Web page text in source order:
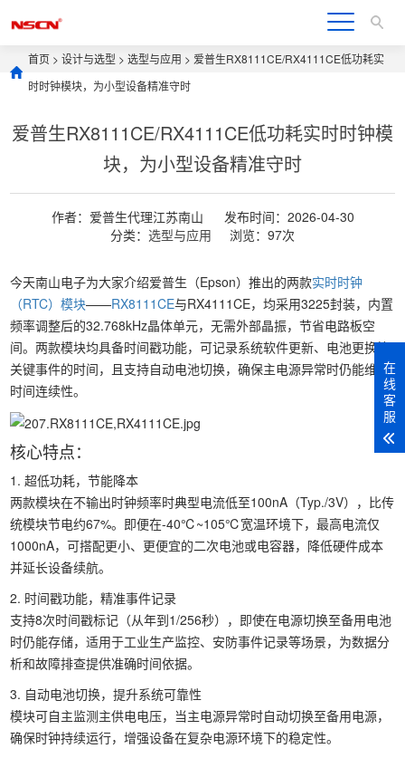
首页 >设计与选型 >选型与应用 > 爱普生RX8111CE/RX4111CE低功耗实
时时钟模块，为小型设备精准守时
爱普生RX8111CE/RX4111CE低功耗实时时钟模
块，为小型设备精准守时
作者：爱普生代理江苏南山
发布时间：2026-04-30
分类： 选型与应用 浏览：97次
今天南山电子为大家介绍爱普生（Epson）推出的两款实时时钟
（RTC）模块——RX8111CE与RX4111CE，均采用3225封装，内置
频率调整后的32.768kHz晶体单元，无需外部晶振，节省电路板空
间。两款模块均具备时间戳功能，可记录系统软件更新、电池更换等
关键事件的时间，且支持自动电池切换，确保主电源异常时仍能维持
时间连续性。
核心特点：
1. 超低功耗，节能降本
两款模块在不输出时钟频率时典型电流低至100nA（Typ./3V），比传
统模块节电约67%。即便在-40℃~105℃宽温环境下，最高电流仅
1000nA，可搭配更小、更便宜的二次电池或电容器，降低硬件成本
并延长设备续航。
2. 时间戳功能，精准事件记录
支持8次时间戳标记（从年到1/256秒），即使在电源切换至备用电池
时仍能存储，适用于工业生产监控、安防事件记录等场景，为数据分
析和故障排查提供准确时间依据。
3. 自动电池切换，提升系统可靠性
模块可自主监测主供电电压，当主电源异常时自动切换至备用电源，
确保时钟持续运行，增强设备在复杂电源环境下的稳定性。
在
线
客
服